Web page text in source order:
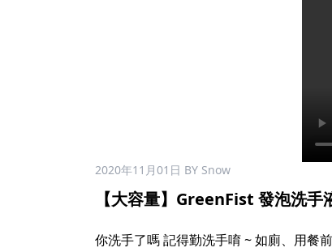
2020年11月01日 BY Snow
【大容量】GreenFist 發泡洗
你洗手了嗎 記得勤洗手唷 ~ 如廁、用餐